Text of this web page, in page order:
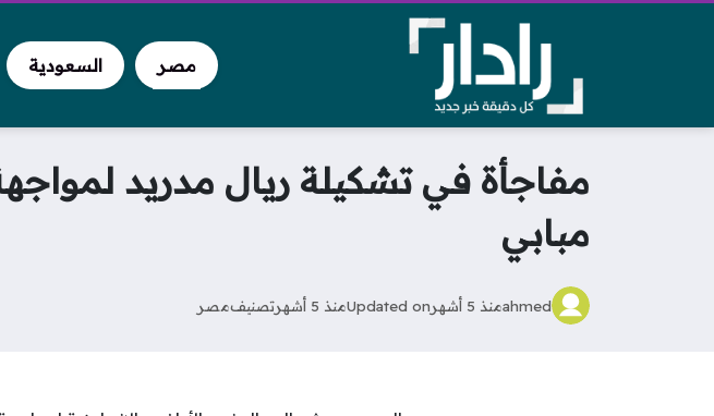
مصر السعودية
مفاجأة في تشكيلة ريال مدريد
مبابي
ahmedمنذ 5 أشهر Updated onمنذ 5 أشهر تصنيفمصر